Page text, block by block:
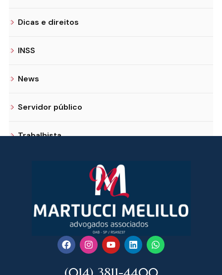
Dicas e direitos
INSS
News
Servidor público
Trabalhista